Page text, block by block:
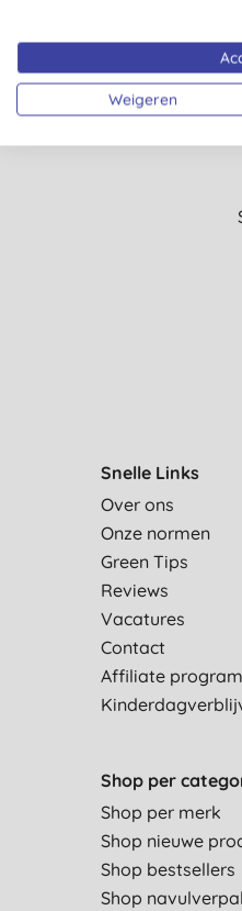
Snelle Links
Over ons
Onze normen
Green Tips
Reviews
Vacatures
Contact
Affiliate
Shop per
Shop per merk
Shop nieuwe
Shop bestsellers
Shop
Weigeren